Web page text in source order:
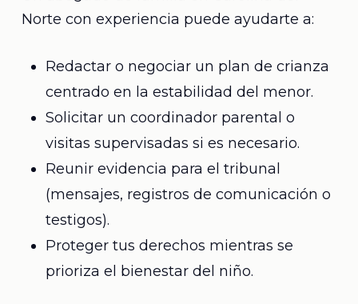
Norte con experiencia puede ayudarte a:
Redactar o negociar un plan de crianza
centrado en la estabilidad del menor.
Solicitar un coordinador parental o
visitas supervisadas si es necesario.
Reunir evidencia para el tribunal
(mensajes, registros de comunicación o
testigos).
Proteger tus derechos mientras se
prioriza el bienestar del niño.